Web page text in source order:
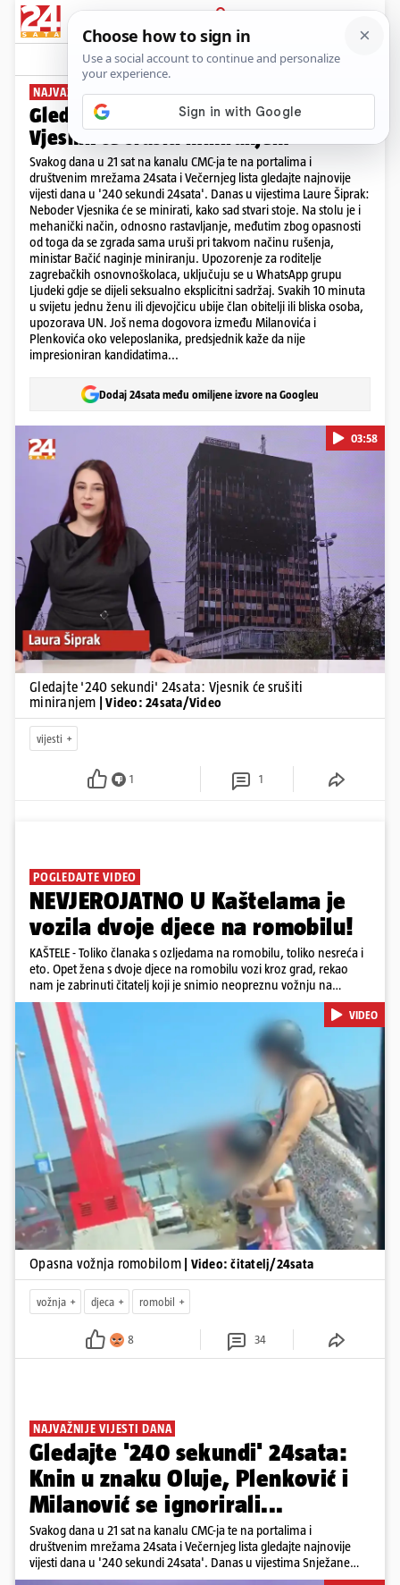
PRIJAVA
News Komentari
NAJVAŽNIJE VIJESTI DANA
Gledajte '240 sekundi' 24sata:
Vjesnik će srušiti miniranjem
Svakog dana u 21 sat na kanalu CMC-ja te na portalima i
društvenim mrežama 24sata i Večernjeg lista gledajte najnovije
vijesti dana u '240 sekundi 24sata'. Danas u vijestima Laure Šiprak:
Neboder Vjesnika će se minirati, kako sad stvari stoje. Na stolu je i
mehanički način, odnosno rastavljanje, međutim zbog opasnosti
od toga da se zgrada sama uruši pri takvom načinu rušenja,
ministar Bačić naginje miniranju. Upozorenje za roditelje
zagrebačkih osnovnoškolaca, uključuju se u WhatsApp grupu
Ljudeki gdje se dijeli seksualno eksplicitni sadržaj. Svakih 10 minuta
u svijetu jednu ženu ili djevojčicu ubije član obitelji ili bliska osoba,
upozorava UN. Još nema dogovora između Milanovića i
Plenkovića oko veleposlanika, predsjednik kaže da nije
impresioniran kandidatima...
Dodaj 24sata među omiljene izvore na Googleu
Pokretanje videa...
03:58
Gledajte '240 sekundi' 24sata: Vjesnik će srušiti
miniranjem
| Video: 24sata/Video
vijesti
1 1
POGLEDAJTE VIDEO
NEVJEROJATNO U Kaštelama je
vozila dvoje djece na romobilu!
KAŠTELE - Toliko članaka s ozljedama na romobilu, toliko nesreća i
eto. Opet žena s dvoje djece na romobilu vozi kroz grad, rekao
nam je zabrinuti čitatelj koji je snimio neopreznu vožnju na
romobilu u četvrtak prijepodne. Podsjetimo, mjesec i pol od smrti
dječaka (14) u Metkoviću, pad s električnog romobila odnio je još
jedan mladi život. Unatoč naporima liječnika KBC-a Zagreb, u
ponedjeljak maloljetnik je podlegao ozljedama zadobivenima u
padu s romobila.
Pokretanje videa...
VIDEO
Opasna vožnja romobilom | Video: čitatelj/24sata
vožnja djeca romobil
8 34
NAJVAŽNIJE VIJESTI DANA
Gledajte '240 sekundi' 24sata:
Knin u znaku Oluje, Plenković i
Milanović se ignorirali...
Svakog dana u 21 sat na kanalu CMC-ja te na portalima i
društvenim mrežama 24sata i Večernjeg lista gledajte najnovije
vijesti dana u '240 sekundi 24sata'. Danas u vijestima Snježane
Krnetić: Hrvatska je obilježila 31. obljetnicu Oluje, a pažnju je